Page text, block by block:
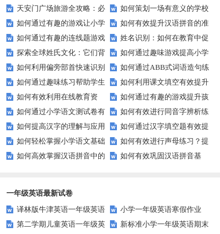
升教育效果？
愿望？
天安门广场旅游全攻略：必
看的历史与文化景点
如何策划一场有意义的学校
升旗仪式？
如何通过有趣的游戏让小学
生轻松掌握常见姓氏？
如何有效提升汉语拼音的准
确性和流利度？这里有妙招！
如何通过有趣的连线题游戏
提升孩子的逻辑思维能力？
姓名识别：如何在教育中促
进个性化学习？
探索全球姓氏文化：它们背
后隐藏的故事？
如何通过趣味游戏提高小学
生的拼音水平？
如何利用偏旁部首快速识别
汉字？
如何通过ABB式词语造句练
习提高孩子的语言表达能力？
如何通过趣味练习帮助学生
掌握反义词匹配？
如何利用课文填空有效提升
语文成绩？
如何有效利用在线教育资
源？
如何通过有趣的游戏提升孩
子的句子补全技巧？
如何通过小学语文测试卷有
效提高孩子的阅读与写作技能？
如何有效进行同音字辨析练
习？这些方法让你事半功倍！
如何提高汉字的理解与应用
能力？这里有妙招！
如何通过汉字填空题有效提
升小学生的汉字书写能力？
如何轻松掌握小学语文基础
知识？
如何有效进行声母练习？提
升发音技巧有妙招！
如何高效掌握汉语拼音中的
如何有效巩固汉语拼音基
一年级英语最新试卷
译林版牛津英语一年级英语
1AB测试卷
小学一年级英语寒假作业
第二学期儿童英语一年级英
新标准小学一年级英语期末